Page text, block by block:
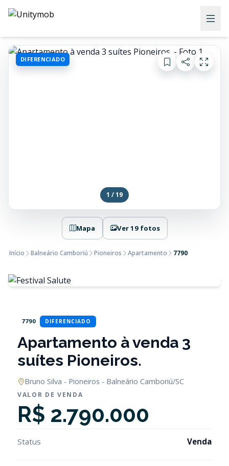
DIFERENCIADO
1 / 19
Mapa Ver 19 fotos
Início Balneário Camboriú Pioneiros Apartamento 7790
7790 DIFERENCIADO
Apartamento à venda 3
suítes Pioneiros.
Bruno Silva - Pioneiros - Balneário Camboriú/SC
VALOR DE VENDA
R$ 2.790.000
Status Venda